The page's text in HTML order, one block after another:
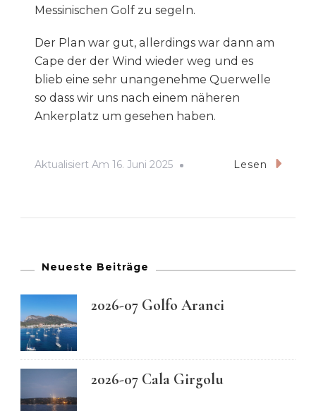
Messinischen Golf zu segeln.
Der Plan war gut, allerdings war dann am
Cape der der Wind wieder weg und es
blieb eine sehr unangenehme Querwelle
so dass wir uns nach einem näheren
Ankerplatz um gesehen haben.
Aktualisiert Am 16. Juni 2025 Lesen
Neueste Beiträge
2026-07 Golfo Aranci
2026-07 Cala Girgolu